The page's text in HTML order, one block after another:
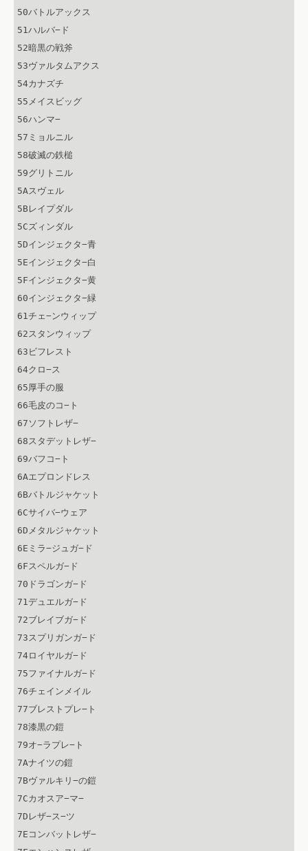
50バトルアックス
51ハルバ−ド
52暗黒の戦斧
53ヴァルタムアクス
54カナズチ
55メイスビッグ
56ハンマ−
57ミョルニル
58破滅の鉄槌
59グリトニル
5Aスヴェル
5Bレイプダル
5Cズィンダル
5Dインジェクタ−青
5Eインジェクタ−白
5Fインジェクタ−黄
60インジェクタ−緑
61チェ−ンウィップ
62スタンウィップ
63ビフレスト
64クロ−ス
65厚手の服
66毛皮のコ−ト
67ソフトレザ−
68スタデットレザ−
69バフコ−ト
6Aエプロンドレス
6Bバトルジャケット
6Cサイバ−ウェア
6Dメタルジャケット
6Eミラ−ジュガ−ド
6Fスペルガ−ド
70ドラゴンガ−ド
71デュエルガ−ド
72ブレイブガ−ド
73スプリガンガ−ド
74ロイヤルガ−ド
75ファイナルガ−ド
76チェインメイル
77ブレストプレ−ト
78漆黒の鎧
79オ−ラプレ−ト
7Aナイツの鎧
7Bヴァルキリ−の鎧
7Cカオスア−マ−
7Dレザ−ス−ツ
7Eコンバットレザ−